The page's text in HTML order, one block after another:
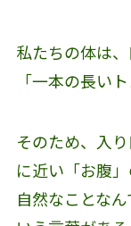
私たちの体は
「一本の長い
そのため、入
に近い「お腹
自然なことな